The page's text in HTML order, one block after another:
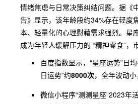
情绪焦虑与日常决策纠结问题。据《
告》显示，该年龄段约34%存在轻度
本、轻量化的心理慰藉需求强烈。星
成为年轻人缓解压力的 “精神零食”，
百度指数显示，“星座运势”日
日运势”约8000次，全年波动小
微信小程序“测测星座”2023年